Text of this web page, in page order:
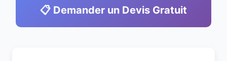
📋 Demander un Devis Gratuit